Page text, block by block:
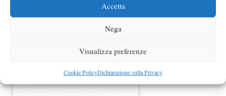
Accetta
Nega
Visualizza preferenze
Cookie PolicyDichiarazione sulla Privacy